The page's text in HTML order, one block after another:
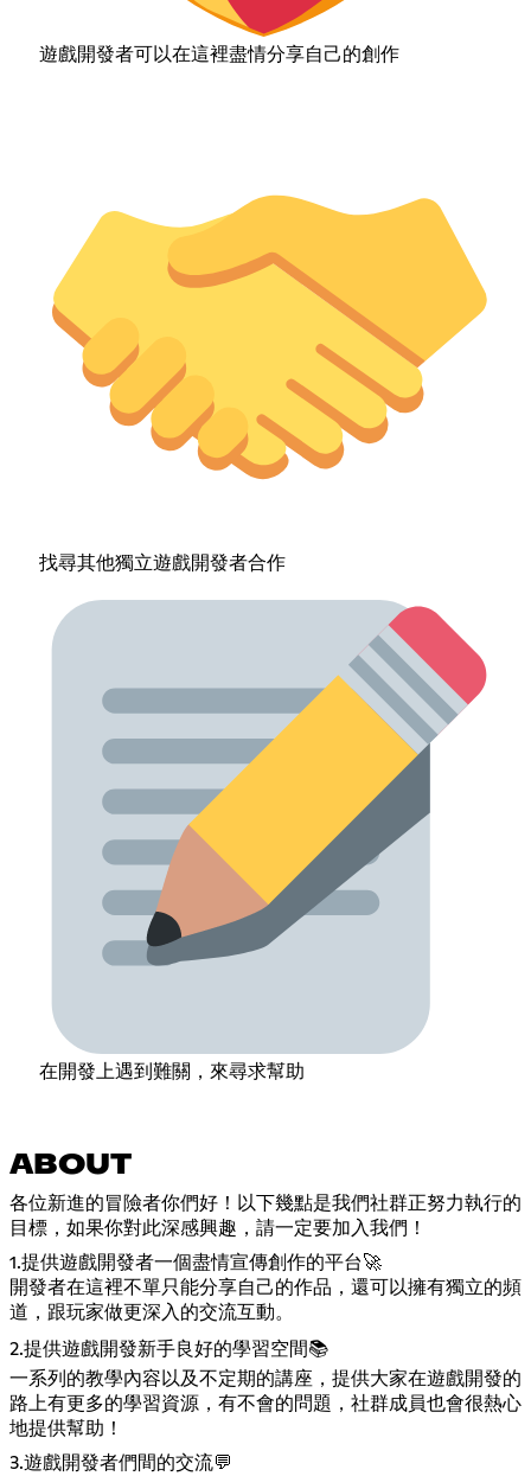
遊戲開發者可以在這裡盡情分享自己的創作
找尋其他獨立遊戲開發者合作
在開發上遇到難關，來尋求幫助
ABOUT
各位新進的冒險者你們好！以下幾點是我們社群正努力執行的
目標，如果你對此深感興趣，請一定要加入我們！
1.提供遊戲開發者一個盡情宣傳創作的平台🚀
開發者在這裡不單只能分享自己的作品，還可以擁有獨立的頻
道，跟玩家做更深入的交流互動。
2.提供遊戲開發新手良好的學習空間📚
一系列的教學內容以及不定期的講座，提供大家在遊戲開發的
路上有更多的學習資源，有不會的問題，社群成員也會很熱心
地提供幫助！
3.遊戲開發者們間的交流💬